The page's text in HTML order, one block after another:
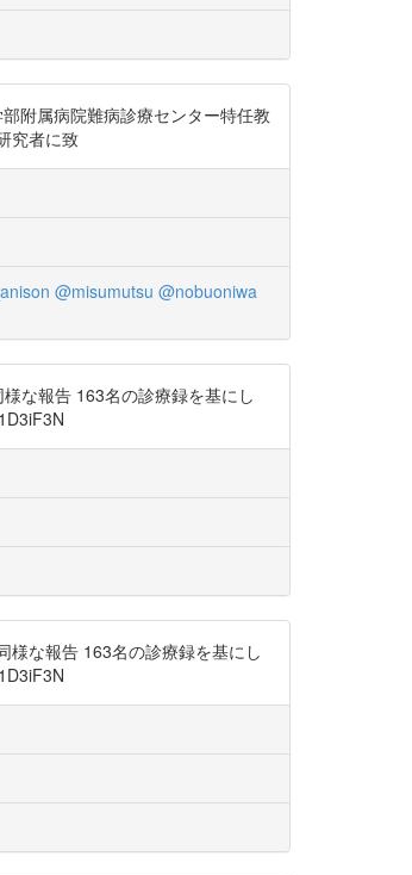
附属病院難病診療センター特任教
究者に致
@misumutsu @nobuoniwa
な報告 163名の診療録を基にし
様な報告 163名の診療録を基にし